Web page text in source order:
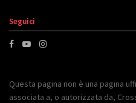
Seguici
Questa pagina non è una pagina
associata a, o autorizzata da,